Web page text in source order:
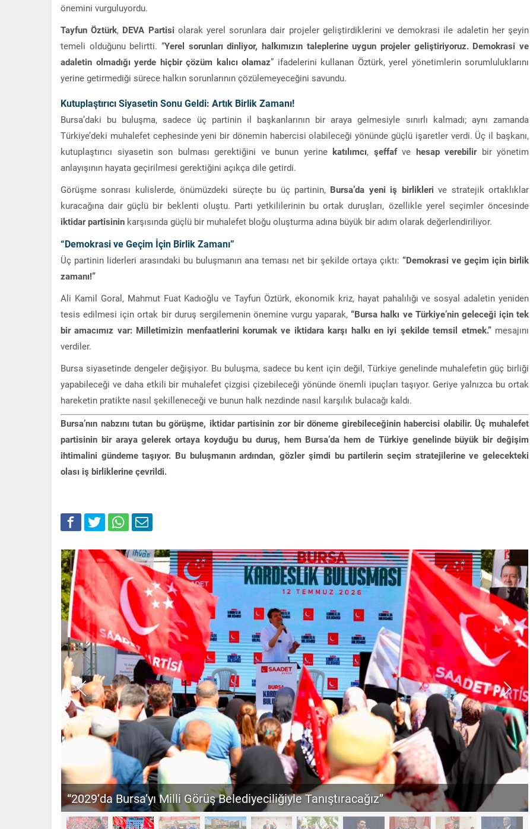
önemini vurguluyordu.
Tayfun Öztürk, DEVA Partisi olarak yerel sorunlara dair projeler geliştirdiklerini ve demokrasi ile adaletin her şeyin
temeli olduğunu belirtti. “Yerel sorunları dinliyor, halkımızın taleplerine uygun projeler geliştiriyoruz. Demokrasi ve
adaletin olmadığı yerde hiçbir çözüm kalıcı olamaz” ifadelerini kullanan Öztürk, yerel yönetimlerin sorumluluklarını
yerine getirmediği sürece halkın sorunlarının çözülemeyeceğini savundu.
Kutuplaştırıcı Siyasetin Sonu Geldi: Artık Birlik Zamanı!
Bursa’daki bu buluşma, sadece üç partinin il başkanlarının bir araya gelmesiyle sınırlı kalmadı; aynı zamanda
Türkiye’deki muhalefet cephesinde yeni bir dönemin habercisi olabileceği yönünde güçlü işaretler verdi. Üç il başkanı,
kutuplaştırıcı siyasetin son bulması gerektiğini ve bunun yerine katılımcı, şeffafve hesap verebilirbir yönetim
anlayışının hayata geçirilmesi gerektiğini açıkça dile getirdi.
Görüşme sonrası kulislerde, önümüzdeki süreçte bu üç partinin, Bursa’da yeni iş birlikleri ve stratejik ortaklıklar
kuracağına dair güçlü bir beklenti oluştu. Parti yetkililerinin bu ortak duruşları, özellikle yerel seçimler öncesinde
iktidar partisinin karşısında güçlü bir muhalefet bloğu oluşturma adına büyük bir adım olarak değerlendiriliyor.
“Demokrasi ve Geçim İçin Birlik Zamanı”
Üç partinin liderleri arasındaki bu buluşmanın ana teması net bir şekilde ortaya çıktı: “Demokrasi ve geçim için birlik
zamanı!”
Ali Kamil Goral, Mahmut Fuat Kadıoğlu ve Tayfun Öztürk, ekonomik kriz, hayat pahalılığı ve sosyal adaletin yeniden
tesis edilmesi için ortak bir duruş sergilemenin önemine vurgu yaparak,“Bursa halkı ve Türkiye’nin geleceği için tek
bir amacımız var: Milletimizin menfaatlerini korumak ve iktidara karşı halkı en iyi şekilde temsil etmek.”mesajını
verdiler.
Bursa siyasetinde dengeler değişiyor. Bu buluşma, sadece bu kent için değil, Türkiye genelinde muhalefetin güç birliği
yapabileceği ve daha etkili bir muhalefet çizgisi çizebileceği yönünde önemli ipuçları taşıyor. Geriye yalnızca bu ortak
hareketin pratikte nasıl şekilleneceği ve bunun halk nezdinde nasıl karşılık bulacağı kaldı.
Bursa’nın nabzını tutan bu görüşme, iktidar partisinin zor bir döneme girebileceğinin habercisi olabilir. Üç muhalefet
partisinin bir araya gelerek ortaya koyduğu bu duruş, hem Bursa’da hem de Türkiye genelinde büyük bir değişim
ihtimalini gündeme taşıyor. Bu buluşmanın ardından, gözler şimdi bu partilerin seçim stratejilerine ve gelecekteki
olası iş birliklerine çevrildi.
“2029’da Bursa’yı Milli Görüş Belediyeciliğiyle Tanıştıracağız”
“Sandık Emaneti Kişisel İkbal İçin Kullanılamaz”